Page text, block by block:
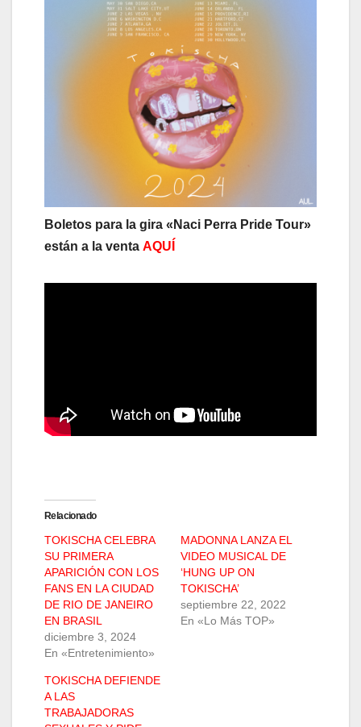
Boletos para la gira «Naci Perra Pride Tour»
están a la venta AQUÍ
Relacionado
TOKISCHA CELEBRA
SU PRIMERA
APARICIÓN CON LOS
FANS EN LA CIUDAD
DE RIO DE JANEIRO
EN BRASIL
diciembre 3, 2024
En «Entretenimiento»
MADONNA LANZA EL
VIDEO MUSICAL DE
‘HUNG UP ON
TOKISCHA’
septiembre 22, 2022
En «Lo Más TOP»
TOKISCHA DEFIENDE
A LAS
TRABAJADORAS